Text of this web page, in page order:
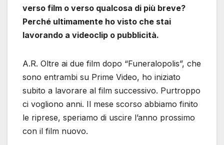
verso film o verso qualcosa di più breve?
Perché ultimamente ho visto che stai
lavorando a videoclip o pubblicità.
A.R. Oltre ai due film dopo “Funeralopolis”, che
sono entrambi su Prime Video, ho iniziato
subito a lavorare al film successivo. Purtroppo
ci vogliono anni. Il mese scorso abbiamo finito
le riprese, speriamo di uscire l’anno prossimo
con il film nuovo.